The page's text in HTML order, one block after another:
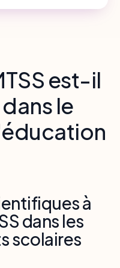
est-il
le
à
dans les
scolaires